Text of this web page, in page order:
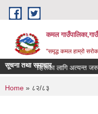
Skip to main content
कमल गाउँपालिका,गाउँ
"समृद्ध कमल हाम्रो
सूचना तथा समाचार
सम्बन्धी कृषकहरूका लागि अत्यन्त
You are here
Home » ८२/८३